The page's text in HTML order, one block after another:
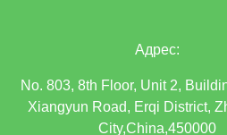
Адрес:
No. 803, 8th Floor, Unit 2,
Xiangyun Road, Erqi District,
City,China,450000